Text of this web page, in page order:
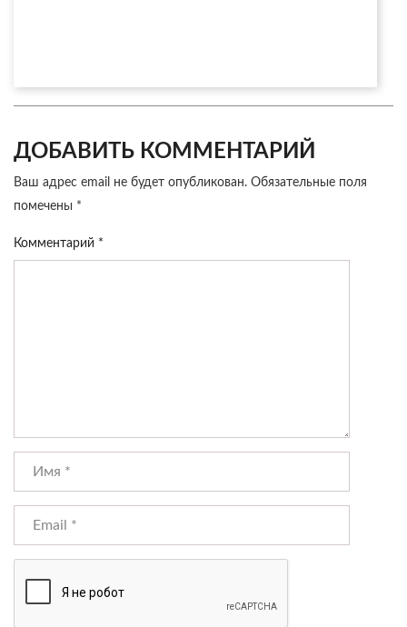
ДОБАВИТЬ КОММЕНТАРИЙ
Ваш адрес email не будет опубликован. Обязательные поля
помечены *
Комментарий *